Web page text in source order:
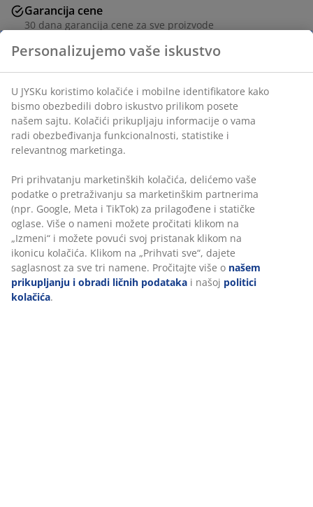
Garancija cene
30 dana garancija cene za sve proizvode
Fleksibilne opcije dostave
Brza i jednostavna dostava po vašem izboru
Šifra artikla: 4541308
Tehnički podaci
Recenzije
(306)